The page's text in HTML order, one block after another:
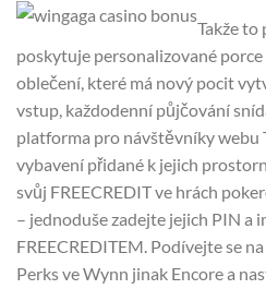
Takže to
poskytuje personalizované
oblečení, které má nový pocit
vstup, každodenní půjčování
platforma pro návštěvníky webu
vybavení přidané k jejich
svůj FREECREDIT ve hrách
– jednoduše zadejte jejich PIN a
FREECREDITEM. Podívejte se
Perks ve Wynn jinak Encore a